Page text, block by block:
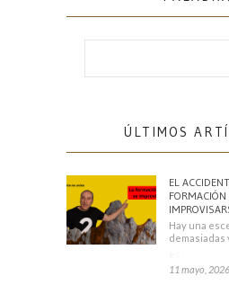
ÚLTIMOS
EL
Hay una
demasiadas
11 mayo, 2026